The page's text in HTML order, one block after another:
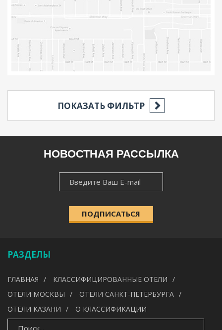
ПОКАЗАТЬ ФИЛЬТР
НАСЕЛЁННЫЙ ПУНКТ
ИСКАТЬ
НОВОСТНАЯ РАССЫЛКА
ПОДПИСАТЬСЯ
РАЗДЕЛЫ
ГЛАВНАЯ
КЛАССИФИЦИРОВАННЫЕ ОТЕЛИ
ОТЕЛИ МОСКВЫ
ОТЕЛИ САНКТ-ПЕТЕРБУРГА
ОТЕЛИ КАЗАНИ
О КЛАССИФИКАЦИИ